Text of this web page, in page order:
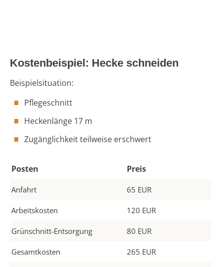
Kostenbeispiel: Hecke schneiden
Beispielsituation:
Pflegeschnitt
Heckenlänge 17 m
Zugänglichkeit teilweise erschwert
Posten Preis
Anfahrt 65 EUR
Arbeitskosten 120 EUR
Grünschnitt-Entsorgung 80 EUR
Gesamtkosten 265 EUR